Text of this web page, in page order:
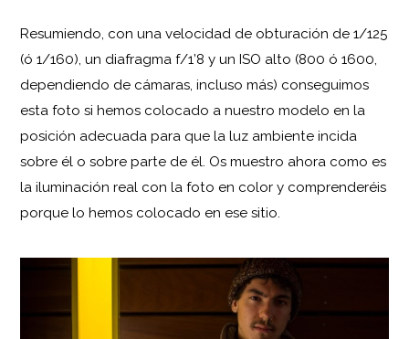
Resumiendo, con una velocidad de obturación de 1/125
(ó 1/160), un diafragma f/1’8 y un ISO alto (800 ó 1600,
dependiendo de cámaras, incluso más) conseguimos
esta foto si hemos colocado a nuestro modelo en la
posición adecuada para que la luz ambiente incida
sobre él o sobre parte de él. Os muestro ahora como es
la iluminación real con la foto en color y comprenderéis
porque lo hemos colocado en ese sitio.